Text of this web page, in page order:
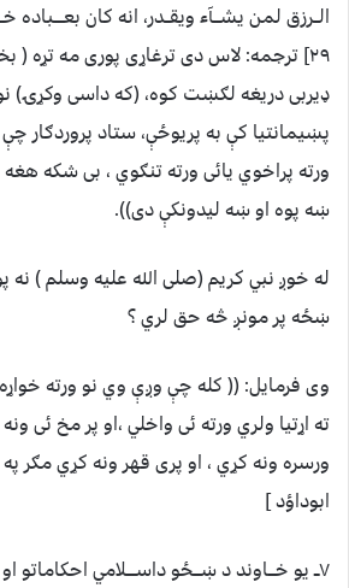
الــرزق لمن یشـــآء ویقــدر، انه کان
۲۹] ترجمه: لاس دی ترغاړی پوری مه تړه
ډیربی دریغه لګښت کوه، (که داسی وکړۍ)
پښیمانتیا کې به پریوځې، ستاد
ورته پراخوي یائی ورته تنګوي ، بی شکه هغه
ښه پوه او ښه لیدونکې دی)).
له خوږ نبي کریم (صلی الله علیه وسلم )
ښځه پر مونږ څه حق لري ؟
وی فرمایل: (( کله چې وږې وي نو ورته
ته اړتیا ولري ورته ئی واخلي ،او پر مخ ئی
ورسره ونه کړي ، او پری قهر ونه کړي مګر
ابوداؤد ]
۷ــ یو خـــاوند د ښـــځو داســــلامي